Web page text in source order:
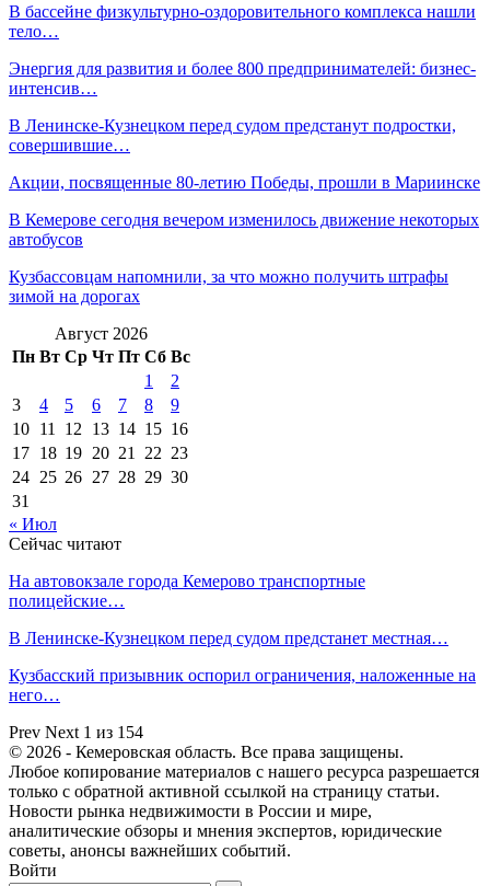
В бассейне физкультурно-оздоровительного комплекса нашли
тело…
Энергия для развития и более 800 предпринимателей: бизнес-
интенсив…
В Ленинске-Кузнецком перед судом предстанут подростки,
совершившие…
Акции, посвященные 80-летию Победы, прошли в Мариинске
В Кемерове сегодня вечером изменилось движение некоторых
автобусов
Кузбассовцам напомнили, за что можно получить штрафы
зимой на дорогах
Август 2026
Пн Вт Ср Чт Пт Сб Вс
1
2
3
4 5 6 7 8
9
10 11 12 13 14 15 16
17 18 19 20 21 22 23
24 25 26 27 28 29 30
31
« Июл
Сейчас читают
На автовокзале города Кемерово транспортные
полицейские…
В Ленинске-Кузнецком перед судом предстанет местная…
Кузбасский призывник оспорил ограничения, наложенные на
него…
Prev Next 1 из 154
© 2026 - Кемеровская область. Все права защищены.
Любое копирование материалов с нашего ресурса разрешается
только с обратной активной ссылкой на страницу статьи.
Новости рынка недвижимости в России и мире,
аналитические обзоры и мнения экспертов, юридические
советы, анонсы важнейших событий.
Войти